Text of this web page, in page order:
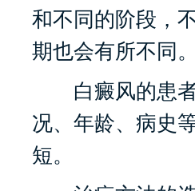
和不同的阶段，
期也会有所不同。
白癜风的患者
况、年龄、病史
短。